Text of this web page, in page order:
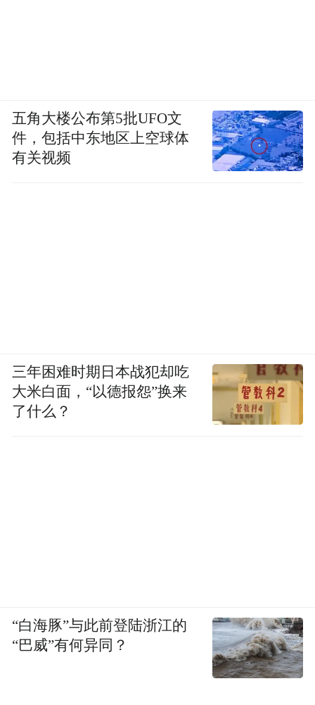
五角大楼公布第5批UFO文
件，包括中东地区上空球体
有关视频
三年困难时期日本战犯却吃
大米白面，“以德报怨”换来
了什么？
“白海豚”与此前登陆浙江的
“巴威”有何异同？